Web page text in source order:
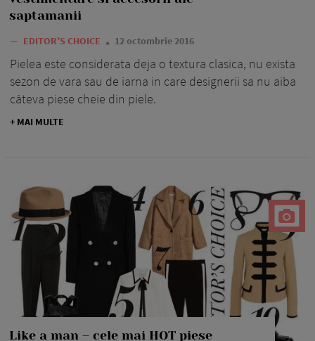
saptamanii
— EDITOR’S CHOICE 12 octombrie 2016
Pielea este considerata deja o textura clasica, nu exista
sezon de vara sau de iarna in care designerii sa nu aiba
câteva piese cheie din piele.
+ MAI MULTE
Like a man – cele mai HOT piese